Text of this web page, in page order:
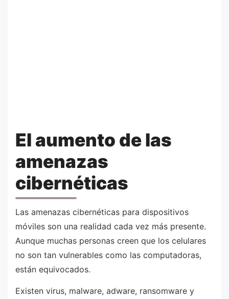
El aumento de las
amenazas
cibernéticas
Las amenazas cibernéticas para dispositivos
móviles son una realidad cada vez más presente.
Aunque muchas personas creen que los celulares
no son tan vulnerables como las computadoras,
están equivocados.
Existen virus, malware, adware, ransomware y